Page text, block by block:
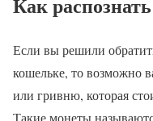
Если вы решили
кошельке, то возможно
или гривню, которая
Такие монеты